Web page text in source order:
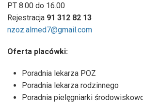
PT 8.00 do 16.00
Rejestracja 91 312 82 13
nzoz.almed7@gmail.com
Oferta placówki:
Poradnia lekarza POZ
Poradnia lekarza rodzinnego
Poradnia pielęgniarki